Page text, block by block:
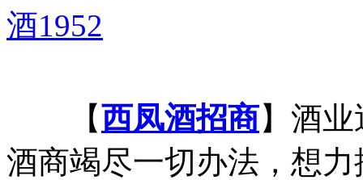
酒1952
【西凤酒招商】酒
酒商竭尽一切办法，想